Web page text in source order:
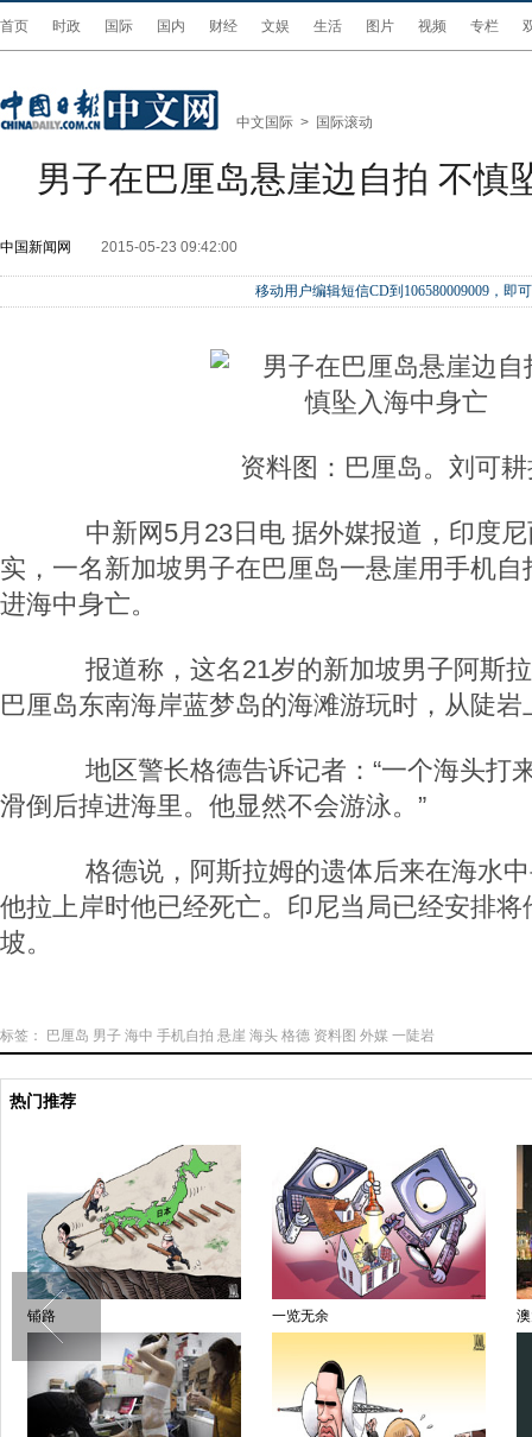
首页 时政 国际 国内 财经 文娱 生活 图片 视频 专栏
中文国际 > 国际滚动
男子在巴厘岛悬崖边自拍 不慎
中国新闻网 2015-05-23 09:42:00
移动用户编辑短信CD到106580009009，即
资料图：巴厘岛。刘可
中新网5月23日电 据外媒报道，印度尼
实，一名新加坡男子在巴厘岛一悬崖用手机
进海中身亡。
报道称，这名21岁的新加坡男子阿斯拉
巴厘岛东南海岸蓝梦岛的海滩游玩时，从陡岩
地区警长格德告诉记者：“一个海头打
滑倒后掉进海里。他显然不会游泳。”
格德说，阿斯拉姆的遗体后来在海水中
他拉上岸时他已经死亡。印尼当局已经安排
坡。
标签： 巴厘岛 男子 海中 手机自拍 悬崖 海头 格德 资料图 外媒 一陡岩
热门推荐
铺路 一览无余